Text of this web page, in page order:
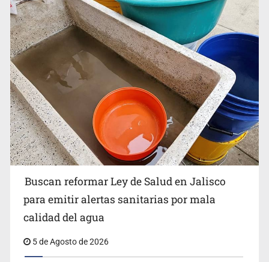
Buscan reformar Ley de Salud en Jalisco para emitir
alertas sanitarias por mala calidad del agua
Citarían a Medrano si persiste falta de diálogo con
vecinos de Mirador San Isidro
Buscan reformar Ley de Salud en Jalisco
para emitir alertas sanitarias por mala
calidad del agua
5 de Agosto de 2026